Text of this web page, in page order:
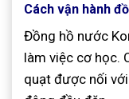
Cách vận hành
Đồng hồ nước
làm việc cơ học.
quạt được nối